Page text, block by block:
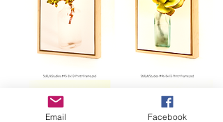
Email Facebook